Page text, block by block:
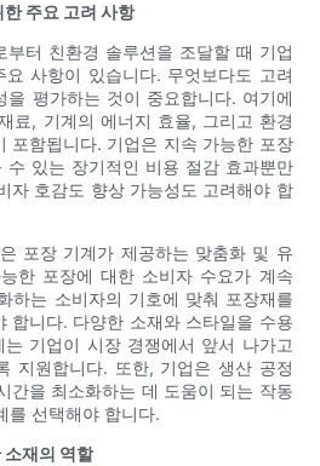
주요 고려 사항
부터 친환경 솔루션을 조달할 때 기업
사항이 있습니다. 무엇보다도 고려
을 평가하는 것이 중요합니다. 여기에
료, 기계의 에너지 효율, 그리고 환경
포함됩니다. 기업은 지속 가능한 포장
수 있는 장기적인 비용 절감 효과뿐만
자 호감도 향상 가능성도 고려해야 합
포장 기계가 제공하는 맞춤화 및 유
한 포장에 대한 소비자 수요가 계속
하는 소비자의 기호에 맞춰 포장재를
합니다. 다양한 소재와 스타일을 수용
기업이 시장 경쟁에서 앞서 나가고
지원합니다. 또한, 기업은 생산 공정
간을 최소화하는 데 도움이 되는 작동
를 선택해야 합니다.
소재의 역할